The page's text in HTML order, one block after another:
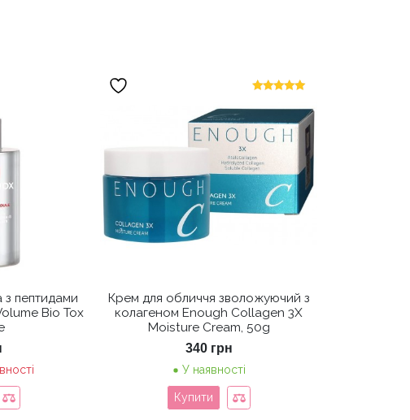
з пептидами
Bio Tox
Крем для обличчя зволожуючий з
колагеном Enough Collagen 3X
Moisture Cream, 50g
340 грн
У наявності
Купити